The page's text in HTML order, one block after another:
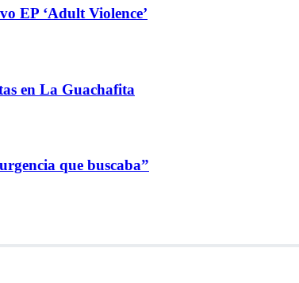
EP ‘Adult Violence’
en La Guachafita
que buscaba”